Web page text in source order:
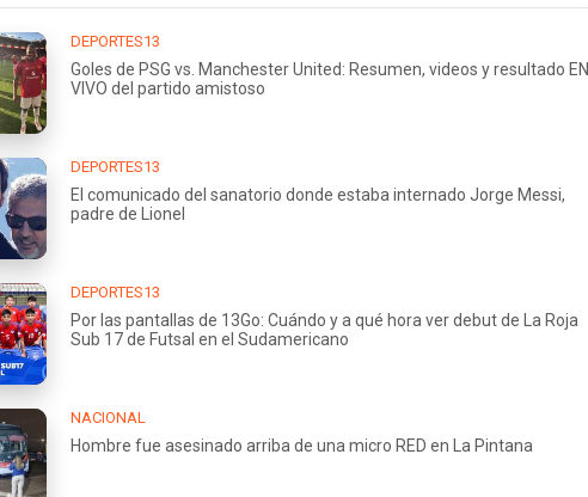
DEPORTES13
Goles de PSG vs. Manchester United: Resumen, videos y resultado EN
VIVO del partido amistoso
DEPORTES13
El comunicado del sanatorio donde estaba internado Jorge Messi,
padre de Lionel
DEPORTES13
Por las pantallas de 13Go: Cuándo y a qué hora ver debut de La Roja
Sub 17 de Futsal en el Sudamericano
NACIONAL
Hombre fue asesinado arriba de una micro RED en La Pintana